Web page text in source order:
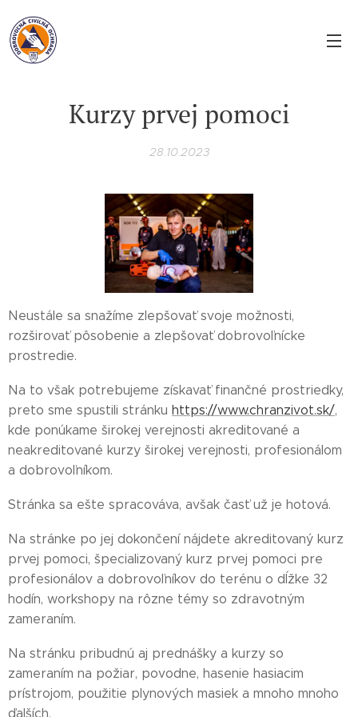
Kurzy prvej pomoci
28.10.2023
Neustále sa snažíme zlepšovať svoje možnosti,
rozširovať pôsobenie a zlepšovať dobrovoľnícke
prostredie.
Na to však potrebujeme získavať finančné prostriedky,
preto sme spustili stránku https://www.chranzivot.sk/,
kde ponúkame širokej verejnosti akreditované a
neakreditované kurzy širokej verejnosti, profesionálom
a dobrovoľníkom.
Stránka sa ešte spracováva, avšak časť už je hotová.
Na stránke po jej dokončení nájdete akreditovaný kurz
prvej pomoci, špecializovaný kurz prvej pomoci pre
profesionálov a dobrovoľníkov do terénu o dĺžke 32
hodín, workshopy na rôzne témy so zdravotným
zameraním.
Na stránku pribudnú aj prednášky a kurzy so
zameraním na požiar, povodne, hasenie hasiacim
prístrojom, použitie plynových masiek a mnoho mnoho
ďalších.